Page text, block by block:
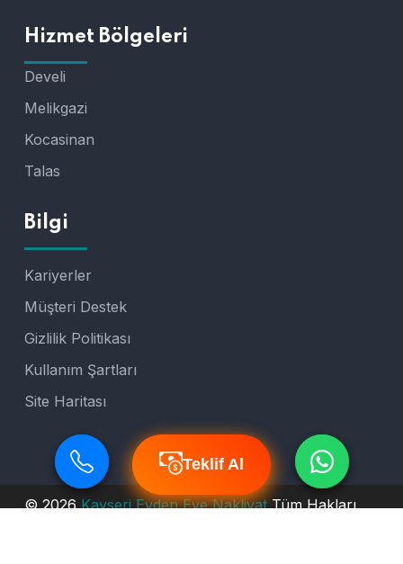
Teklif Al
Teklif Al
Hizmet Bölgeleri
Develi
Melikgazi
Kocasinan
Talas
Bilgi
Kariyerler
Müşteri Destek
Gizlilik Politikası
Kullanım Şartları
Site Haritası
© 2026Kayseri Evden Eve NakliyatTüm Hakları